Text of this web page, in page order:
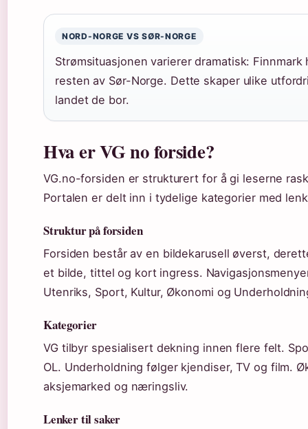
NORD-NORGE VS SØR-NORGE
Strømsituasjonen varierer dramatisk:
resten av Sør-Norge. Dette skaper ulike
landet de bor.
Hva er VG no forside?
VG.no-forsiden er strukturert for å gi leserne
Portalen er delt inn i tydelige kategorier med
Struktur på forsiden
Forsiden består av en bildekarusell øverst,
et bilde, tittel og kort ingress.
Utenriks, Sport, Kultur, Økonomi og
Kategorier
VG tilbyr spesialisert dekning innen flere felt.
OL. Underholdning følger kjendiser, TV og film.
aksjemarked og næringsliv.
Lenker til saker